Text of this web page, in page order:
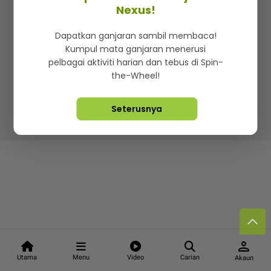
Utama Menu Video Carian
person
Akaun
Iklan di SMG360
Terma & Syarat Dasar Privasi
Lebih hot, viral dan sensasi
Hakcipta Terpelihara ©2026. Star Media Group Berhad
Nexus!
Dapatkan ganjaran sambil membaca!
Kumpul mata ganjaran menerusi
pelbagai aktiviti harian dan tebus di Spin-
the-Wheel!
Seterusnya